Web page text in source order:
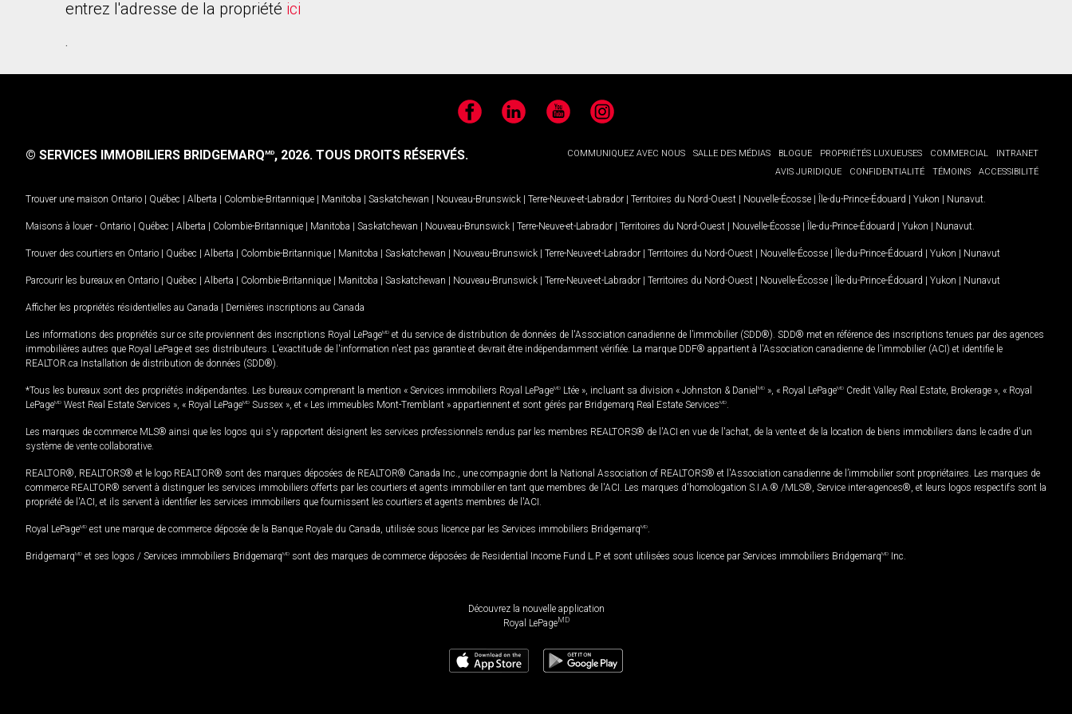
entrez l'adresse de la propriété ici
.
FacebookLinkedIn YouTubeInstagram
COMMUNIQUEZ AVEC NOUS SALLE DES MÉDIAS BLOGUE PROPRIÉTÉS LUXUEUSES COMMERCIAL
INTRANET
AVIS JURIDIQUE
CONFIDENTIALITÉ TÉMOINS ACCESSIBILITÉ
© SERVICES IMMOBILIERS BRIDGEMARQMD, 2026. TOUS DROITS RÉSERVÉS.
Trouver une maison Ontario | Québec | Alberta | Colombie-Britannique | Manitoba | Saskatchewan | Nouveau-Brunswick | Terre-Neuve-et-Labrador | Territoires du Nord-Ouest | Nouvelle-Écosse | Île-du-Prince-Édouard | Yukon | Nunavut
Maisons à louer - Ontario | Québec | Alberta | Colombie-Britannique | Manitoba | Saskatchewan | Nouveau-Brunswick | Terre-Neuve-et-Labrador | Territoires du Nord-Ouest | Nouvelle-Écosse | Île-du-Prince-Édouard | Yukon | Nunavut
Trouver des courtiers en Ontario | Québec | Alberta | Colombie-Britannique | Manitoba | Saskatchewan | Nouveau-Brunswick | Terre-Neuve-et-Labrador | Territoires du Nord-Ouest | Nouvelle-Écosse | Île-du-Prince-Édouard | Yukon | Nunavut
Parcourir les bureaux en Ontario | Québec | Alberta | Colombie-Britannique | Manitoba | Saskatchewan | Nouveau-Brunswick | Terre-Neuve-et-Labrador | Territoires du Nord-Ouest | Nouvelle-Écosse | Île-du-Prince-Édouard | Yukon | Nunavut
Afficher les propriétés résidentielles au Canada | Dernières inscriptions au Canada
Les informations des propriétés sur ce site proviennent des inscriptions Royal LePageMD et du service de distribution de données de l'Association canadienne de l’immobilier (SDD®). SDD® met en référence des inscriptions tenues par des agences
immobilières autres que Royal LePage et ses distributeurs. L'exactitude de l'information n'est pas garantie et devrait être indépendamment vérifiée. La marque DDF® appartient à l'Association canadienne de l’immobilier (ACI) et identifie le
REALTOR.ca Installation de distribution de données (SDD®).
*Tous les bureaux sont des propriétés indépendantes. Les bureaux comprenant la mention « Services immobiliers Royal LePageMD Ltée », incluant sa division « Johnston & Daniel MD », « Royal LePageMD Credit Valley Real Estate, Brokerage », « Royal
LePageMD West Real Estate Services », « Royal LePageMD Sussex », et « Les immeubles Mont-Tremblant » appartiennent et sont gérés par Bridgemarq Real Estate ServicesMD
Les marques de commerce MLS® ainsi que les logos qui s'y rapportent désignent les services professionnels rendus par les membres REALTORS® de l'ACI en vue de l'achat, de la vente et de la location de biens immobiliers dans le cadre d'un
système de vente collaborative.
REALTOR®, REALTORS® et le logo REALTOR® sont des marques déposées de REALTOR® Canada Inc., une compagnie dont la National Association of REALTORS® et l'Association canadienne de l’immobilier sont propriétaires. Les marques de
commerce REALTOR® servent à distinguer les services immobiliers offerts par les courtiers et agents immobilier en tant que membres de l'ACI. Les marques d'homologation S.I.A.® /MLS®, Service inter-agences®, et leurs logos respectifs sont la
propriété de l'ACI, et ils servent à identifier les services immobiliers que fournissent les courtiers et agents membres de l'ACI.
Royal LePageMD est une marque de commerce déposée de la Banque Royale du Canada, utilisée sous licence par les Services immobiliers BridgemarqMD
BridgemarqMD et ses logos / Services immobiliers BridgemarqMD sont des marques de commerce déposées de Residential Income Fund L.P. et sont utilisées sous licence par Services immobiliers BridgemarqMD Inc.
Découvrez la nouvelle application
Royal LePageMD